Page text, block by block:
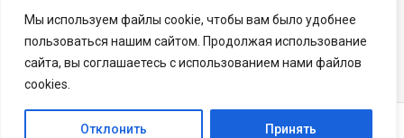
Мы используем файлы cookie, чтобы вам было удобнее
пользоваться нашим сайтом. Продолжая использование
сайта, вы соглашаетесь c использованием нами файлов
cookies.
Отклонить Принять
защищены